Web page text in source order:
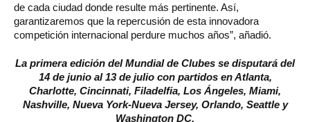
de cada ciudad donde resulte más pertinente. Así,
garantizaremos que la repercusión de esta innovadora
competición internacional perdure muchos años”, añadió.
La primera edición del Mundial de Clubes se disputará del
14 de junio al 13 de julio con partidos en Atlanta,
Charlotte, Cincinnati, Filadelfia, Los Ángeles, Miami,
Nashville, Nueva York-Nueva Jersey, Orlando, Seattle y
Washington DC.